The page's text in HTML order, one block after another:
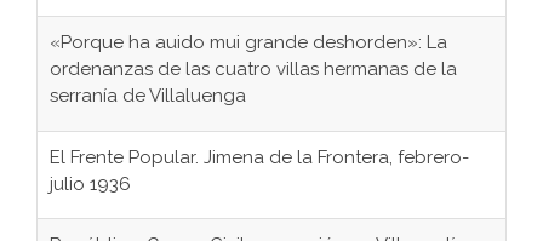
«Porque ha auido mui grande deshorden»: La
ordenanzas de las cuatro villas hermanas de la
serranía de Villaluenga
El Frente Popular. Jimena de la Frontera, febrero-
julio 1936